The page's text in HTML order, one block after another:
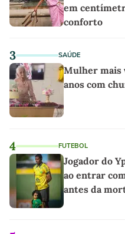
em
conforto
3 SAÚDE
Mulher mais
anos com
4 FUTEBOL
Jogador do
ao entrar
antes da